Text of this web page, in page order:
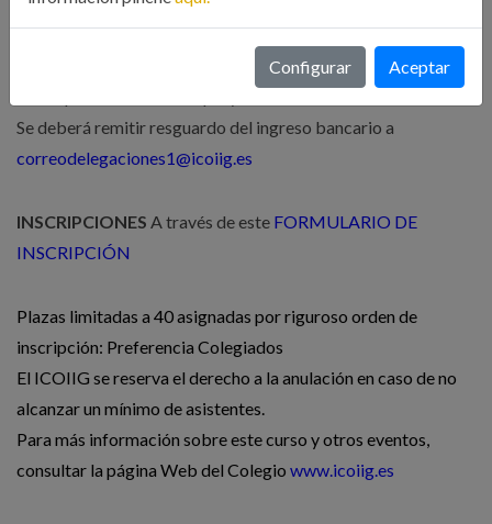
IBAN: ES90 0081 0390 1200 0140 3750 (Banco Sabadell)
Ordenante: nombre del asistente al curso.
Se deberá remitir resguardo del ingreso bancario a
correodelegaciones1@icoiig.es
INSCRIPCIONES A través de este FORMULARIO DE
INSCRIPCIÓN
Plazas limitadas a 40 asignadas por riguroso orden de
inscripción: Preferencia Colegiados
El ICOIIG se reserva el derecho a la anulación en caso de no
alcanzar un mínimo de asistentes.
Para más información sobre este curso y otros eventos,
consultar la página Web del Colegio www.icoiig.es
Configurar Aceptar